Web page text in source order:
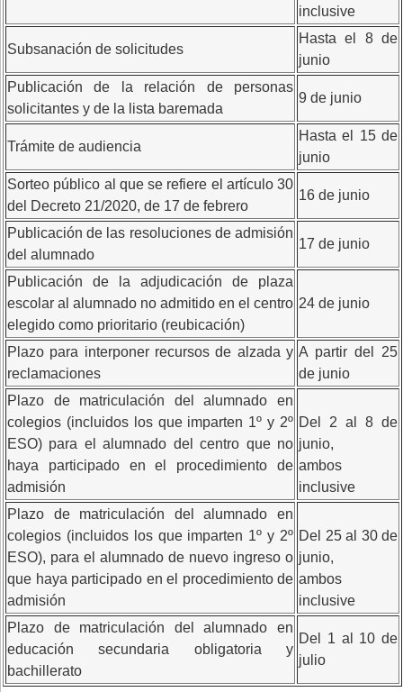
inclusive
Subsanación de solicitudes
Hasta el 8 de
junio
Publicación de la relación de personas
solicitantes y de la lista baremada
9 de junio
Trámite de audiencia
Hasta el 15 de
junio
Sorteo público al que se refiere el artículo 30
del Decreto 21/2020, de 17 de febrero
16 de junio
Publicación de las resoluciones de admisión
del alumnado
17 de junio
Publicación de la adjudicación de plaza
escolar al alumnado no admitido en el centro
elegido como prioritario (reubicación)
24 de junio
Plazo para interponer recursos de alzada y
reclamaciones
A partir del 25
de junio
Plazo de matriculación del alumnado en
colegios (incluidos los que imparten 1º y 2º
ESO) para el alumnado del centro que no
haya participado en el procedimiento de
admisión
Del 2 al 8 de
junio,
ambos
inclusive
Plazo de matriculación del alumnado en
colegios (incluidos los que imparten 1º y 2º
ESO), para el alumnado de nuevo ingreso o
que haya participado en el procedimiento de
admisión
Del 25 al 30 de
junio,
ambos
inclusive
Plazo de matriculación del alumnado en
educación secundaria obligatoria y
bachillerato
Del 1 al 10 de
julio